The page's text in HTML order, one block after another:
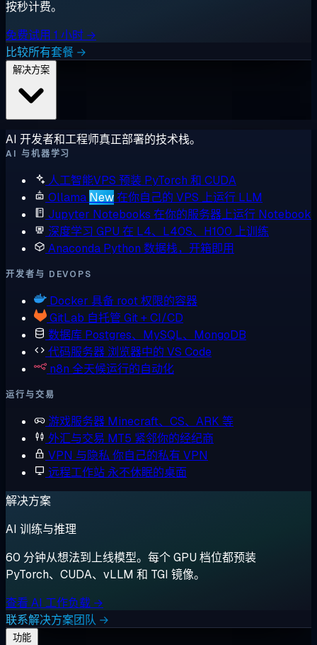
按秒计费。
免费试用 1 小时 →
比较所有套餐 →
AI 开发者和工程师真正部署的技术栈。
AI 与机器学习
人工智能VPS 预装 PyTorch 和 CUDA
Ollama New在你自己的 VPS 上运行 LLM
Jupyter Notebooks 在你的服务器上运行 Notebook
深度学习 GPU 在 L4、L40S、H100 上训练
Anaconda Python 数据栈，开箱即用
开发者与 DEVOPS
Docker 具备 root 权限的容器
GitLab 自托管 Git + CI/CD
数据库 Postgres、MySQL、MongoDB
代码服务器 浏览器中的 VS Code
n8n 全天候运行的自动化
运行与交易
游戏服务器 Minecraft、CS、ARK 等
外汇与交易 MT5 紧邻你的经纪商
VPN 与隐私 你自己的私有 VPN
远程工作站 永不休眠的桌面
解决方案
AI 训练与推理
60 分钟从想法到上线模型。每个 GPU 档位都预装
PyTorch、CUDA、vLLM 和 TGI 镜像。
查看 AI 工作负载 →
联系解决方案团队 →